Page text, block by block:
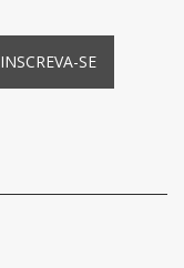
INSCREVA-SE